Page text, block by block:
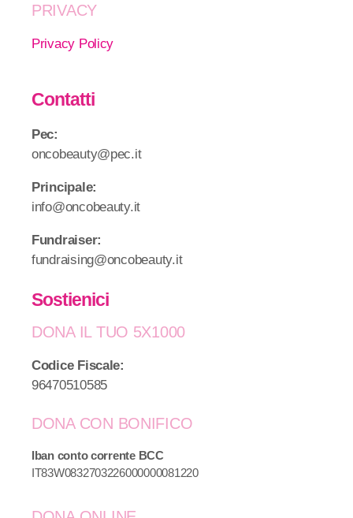
PRIVACY
Privacy Policy
Contatti
Pec:
oncobeauty@pec.it
Principale:
info@oncobeauty.it
Fundraiser:
fundraising@oncobeauty.it
Sostienici
DONA IL TUO 5X1000
Codice Fiscale:
96470510585
DONA CON BONIFICO
Iban conto corrente BCC
IT83W0832703226000000081220